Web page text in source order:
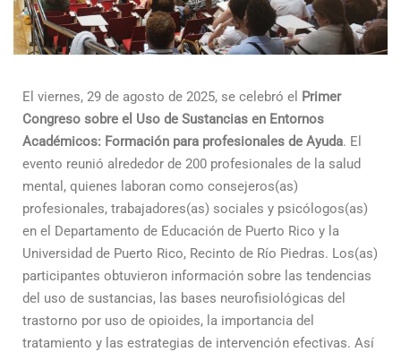
El viernes, 29 de agosto de 2025, se celebró el Primer
Congreso sobre el Uso de Sustancias en Entornos
Académicos: Formación para profesionales de Ayuda. El
evento reunió alrededor de 200 profesionales de la salud
mental, quienes laboran como consejeros(as)
profesionales, trabajadores(as) sociales y psicólogos(as)
en el Departamento de Educación de Puerto Rico y la
Universidad de Puerto Rico, Recinto de Río Piedras. Los(as)
participantes obtuvieron información sobre las tendencias
del uso de sustancias, las bases neurofisiológicas del
trastorno por uso de opioides, la importancia del
tratamiento y las estrategias de intervención efectivas. Así